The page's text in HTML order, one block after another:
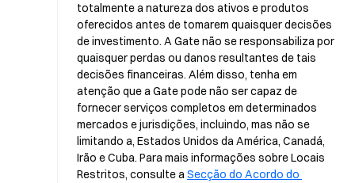
totalmente a natureza dos ativos e produtos
oferecidos antes de tomarem quaisquer decisões
de investimento. A Gate não se responsabiliza por
quaisquer perdas ou danos resultantes de tais
decisões financeiras. Além disso, tenha em
atenção que a Gate pode não ser capaz de
fornecer serviços completos em determinados
mercados e jurisdições, incluindo, mas não se
limitando a, Estados Unidos da América, Canadá,
Irão e Cuba. Para mais informações sobre Locais
Restritos, consulte a Secção do Acordo do